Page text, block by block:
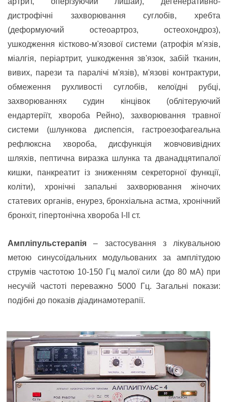
дистрофічні захворювання суглобів, хребта
(деформуючий остеоартроз, остеохондроз),
ушкодження кістково-м'язової системи (атрофія м'язів,
міалгія, періартрит, ушкодження зв'язок, забій тканин,
вивих, парези та паралічі м'язів), м'язові контрактури,
обмеження рухливості суглобів, келоїдні рубці,
захворюваннях судин кінцівок (облітеруючий
ендартеріїт, хвороба Рейно), захворювання травної
системи (шлункова диспепсія, гастроезофагеальна
рефлюксна хвороба, дисфункція жовчовивідних
шляхів, пептична виразка шлунка та дванадцятипалої
кишки, панкреатит із зниженням секреторної функції,
коліти), хронічні запальні захворювання жіночих
статевих органів, енурез, бронхіальна астма, хронічний
бронхіт, гіпертонічна хвороба І-ІІ ст.
Ампліпульстерапія– застосування з лікувальною
метою синусоїдальних модульованих за амплітудою
струмів частотою 10-150 Гц малої сили (до 80 мА) при
несучій частоті переважно 5000 Гц. Загальні покази:
подібні до показів діадинамотерапії.